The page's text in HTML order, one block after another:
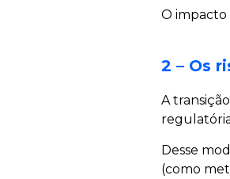
O impacto
2 – Os
A
Desse
(como